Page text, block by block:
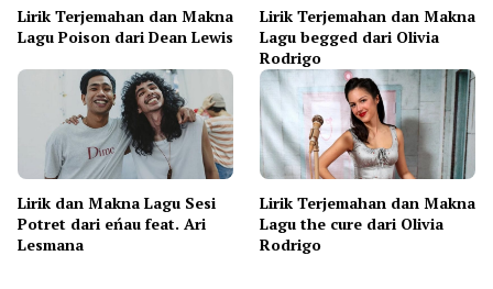
Lirik Terjemahan dan Makna
Lagu Poison dari Dean Lewis
Lirik Terjemahan dan Makna
Lagu begged dari Olivia
Rodrigo
Lirik dan Makna Lagu Sesi
Potret dari eńau feat. Ari
Lesmana
Lirik Terjemahan dan Makna
Lagu the cure dari Olivia
Rodrigo